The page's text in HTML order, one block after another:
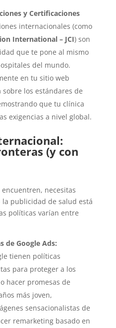
y Certificaciones
internacionales (como
International – JCI) son
que te pone al mismo
del mundo.
en tu sitio web
los estándares de
que tu clínica
exigencias a nivel global.
(y con
necesitas
publicidad de salud está
políticas varían entre
de Google Ads:
tienen políticas
para proteger a los
hacer promesas de
más joven,
sensacionalistas de
remarketing basado en